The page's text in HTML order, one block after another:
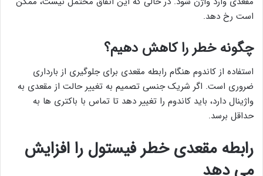
است رخ دهد.
چگونه خطر را کاهش دهیم؟
استفاده از کاندوم هنگام رابطه مقعدی برای جلوگیری از بارداری
ضروری است. اگر شریک جنسی تصمیم به تغییر حالت از مقعدی به
واژینال دارد، باید کاندوم را تغییر دهد تا تماس با باکتری ها به
حداقل برسد.
رابطه مقعدی خطر فیستول را افزایش
می دهد